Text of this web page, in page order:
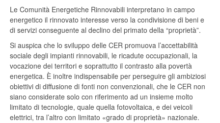
Le Comunità Energetiche Rinnovabili interpretano in campo
energetico il rinnovato interesse verso la condivisione di beni e
di servizi conseguente al declino del primato della “proprietà”.
Si auspica che lo sviluppo delle CER promuova l’accettabilità
sociale degli impianti rinnovabili, le ricadute occupazionali, la
vocazione dei territori e soprattutto il contrasto alla povertà
energetica. È inoltre indispensabile per perseguire gli ambiziosi
obiettivi di diffusione di fonti non convenzionali, che le CER non
siano considerate solo con riferimento ad un insieme molto
limitato di tecnologie, quale quella fotovoltaica, e dei veicoli
elettrici, tra l’altro con limitato «grado di proprietà» nazionale.